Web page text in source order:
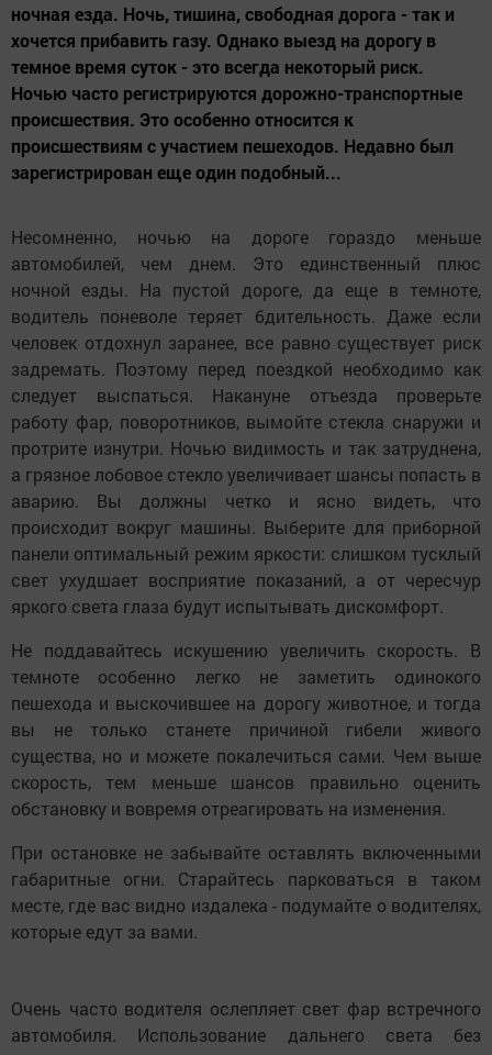
ночная езда. Ночь, тишина, свободная дорога - так и
хочется прибавить газу. Однако выезд на дорогу в
темное время суток - это всегда некоторый риск.
Ночью часто регистрируются дорожно-транспортные
происшествия. Это особенно относится к
происшествиям с участием пешеходов. Недавно был
зарегистрирован еще один подобный...
Несомненно, ночью на дороге гораздо меньше
автомобилей, чем днем. Это единственный плюс
ночной езды. На пустой дороге, да еще в темноте,
водитель поневоле теряет бдительность. Даже если
человек отдохнул заранее, все равно существует риск
задремать. Поэтому перед поездкой необходимо как
следует выспаться. Накануне отъезда проверьте
работу фар, поворотников, вымойте стекла снаружи и
протрите изнутри. Ночью видимость и так затруднена,
а грязное лобовое стекло увеличивает шансы попасть в
аварию. Вы должны четко и ясно видеть, что
происходит вокруг машины. Выберите для приборной
панели оптимальный режим яркости: слишком тусклый
свет ухудшает восприятие показаний, а от чересчур
яркого света глаза будут испытывать дискомфорт.
Не поддавайтесь искушению увеличить скорость. В
темноте особенно легко не заметить одинокого
пешехода и выскочившее на дорогу животное, и тогда
вы не только станете причиной гибели живого
существа, но и можете покалечиться сами. Чем выше
скорость, тем меньше шансов правильно оценить
обстановку и вовремя отреагировать на изменения.
При остановке не забывайте оставлять включенными
габаритные огни. Старайтесь парковаться в таком
месте, где вас видно издалека - подумайте о водителях,
которые едут за вами.
Очень часто водителя ослепляет свет фар встречного
автомобиля. Использование дальнего света без